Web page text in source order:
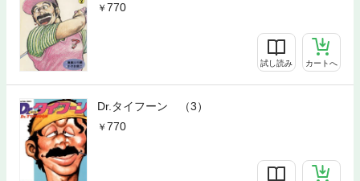
770
試し読み カートへ
Dr.タイフーン （3）
770